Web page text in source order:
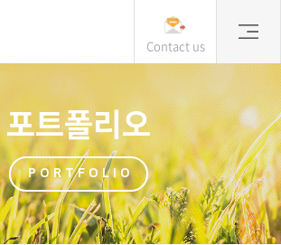
Contact us
포트폴리오
PORTFOLIO